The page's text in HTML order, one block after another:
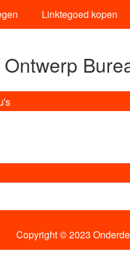
Linktegoed kopen
Copyright © 2023